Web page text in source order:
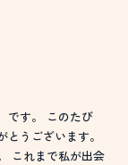
です。 このたび
うございます。
これまで私が出会